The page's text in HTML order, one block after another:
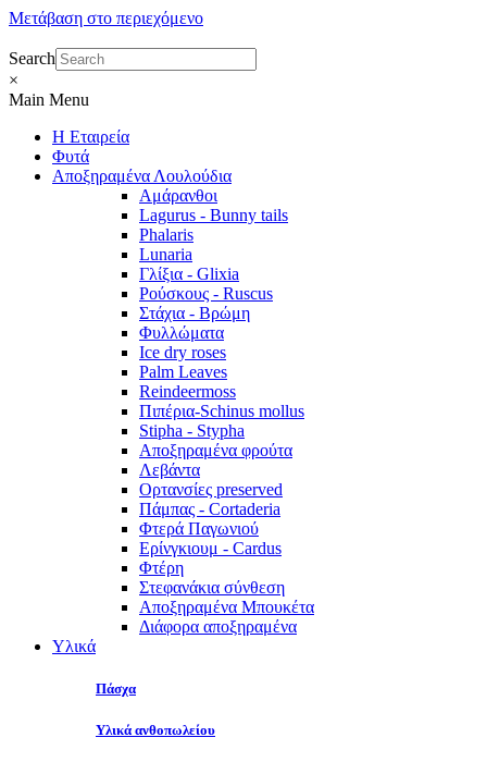
Μετάβαση στο περιεχόμενο
Search
×
Main Menu
Η Εταιρεία
Φυτά
Αποξηραμένα Λουλούδια
Αμάρανθοι
Lagurus - Bunny tails
Phalaris
Lunaria
Γλίξια - Glixia
Ρούσκους - Ruscus
Στάχια - Βρώμη
Φυλλώματα
Ice dry roses
Palm Leaves
Reindeermoss
Πιπέρια-Schinus mollus
Stipha - Stypha
Αποξηραμένα φρούτα
Λεβάντα
Ορτανσίες preserved
Πάμπας - Cortaderia
Φτερά Παγωνιού
Ερίνγκιουμ - Cardus
Φτέρη
Στεφανάκια σύνθεση
Αποξηραμένα Μπουκέτα
Διάφορα αποξηραμένα
Υλικά
Πάσχα
Υλικά ανθοπωλείου